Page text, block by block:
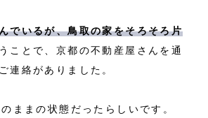
でいるが、鳥取の家をそろそろ片
ことで、京都の不動産屋さんを通
連絡がありました。
ままの状態だったらしいです。